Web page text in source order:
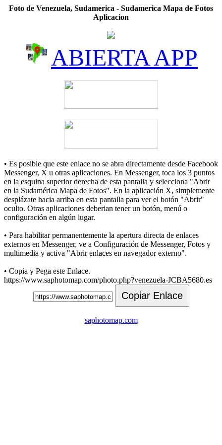
Foto de Venezuela, Sudamerica - Sudamerica Mapa de Fotos
Aplicacion
ABIERTA APP
• Es posible que este enlace no se abra directamente desde Facebook
Messenger, X u otras aplicaciones. En Messenger, toca los 3 puntos
en la esquina superior derecha de esta pantalla y selecciona "Abrir
en la Sudamérica Mapa de Fotos". En la aplicación X, simplemente
desplázate hacia arriba en esta pantalla para ver el botón "Abrir"
oculto. Otras aplicaciones deberian tener un botón, menú o
configuración en algún lugar.
• Para habilitar permanentemente la apertura directa de enlaces
externos en Messenger, ve a Configuración de Messenger, Fotos y
multimedia y activa "Abrir enlaces en navegador externo".
• Copia y Pega este Enlace.
https://www.saphotomap.com/photo.php?venezuela-JCBA5680.es
Copiar Enlace
saphotomap.com